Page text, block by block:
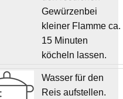
Gewürzenbei
kleiner Flamme ca.
15 Minuten
köcheln lassen.
Wasser für den
Reis aufstellen.